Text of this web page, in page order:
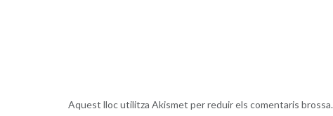
Aquest lloc utilitza Akismet per reduir els comentaris brossa.